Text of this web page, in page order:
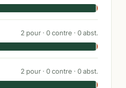
2 pour · 0contre · 0abst.
2 pour · 0contre · 0abst.